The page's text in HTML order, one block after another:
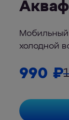
Мобильный
холодной
990 ₽